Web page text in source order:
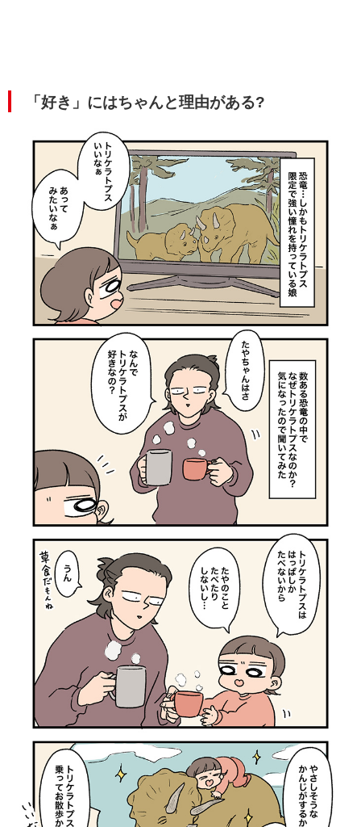
「好き」にはちゃんと理由がある?